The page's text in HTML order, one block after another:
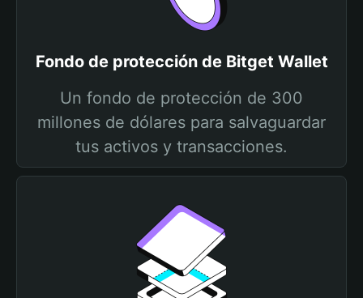
Fondo de protección de Bitget Wallet
Un fondo de protección de 300
millones de dólares para salvaguardar
tus activos y transacciones.